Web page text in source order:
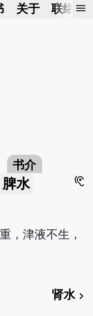
关于 联络我
menu
书介
脾水
hearing
，津液不生，
肾水chevron_right